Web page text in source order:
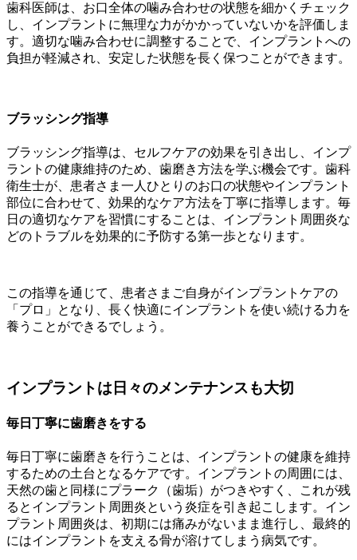
歯科医師は、お口全体の噛み合わせの状態を細かくチェック
し、インプラントに無理な力がかかっていないかを評価しま
す。適切な噛み合わせに調整することで、インプラントへの
負担が軽減され、安定した状態を長く保つことができます。
ブラッシング指導
ブラッシング指導は、セルフケアの効果を引き出し、インプ
ラントの健康維持のため、歯磨き方法を学ぶ機会です。歯科
衛生士が、患者さま一人ひとりのお口の状態やインプラント
部位に合わせて、効果的なケア方法を丁寧に指導します。毎
日の適切なケアを習慣にすることは、インプラント周囲炎な
どのトラブルを効果的に予防する第一歩となります。
この指導を通じて、患者さまご自身がインプラントケアの
「プロ」となり、長く快適にインプラントを使い続ける力を
養うことができるでしょう。
インプラントは日々のメンテナンスも大切
毎日丁寧に歯磨きをする
毎日丁寧に歯磨きを行うことは、インプラントの健康を維持
するための土台となるケアです。インプラントの周囲には、
天然の歯と同様にプラーク（歯垢）がつきやすく、これが残
るとインプラント周囲炎という炎症を引き起こします。イン
プラント周囲炎は、初期には痛みがないまま進行し、最終的
にはインプラントを支える骨が溶けてしまう病気です。